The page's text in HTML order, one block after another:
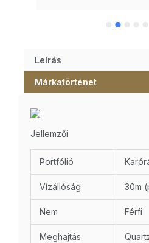
Leírás
Márkatörténet
Jellemzői
Portfólió
Vízállóság 30m
Nem Férfi
Meghajtás